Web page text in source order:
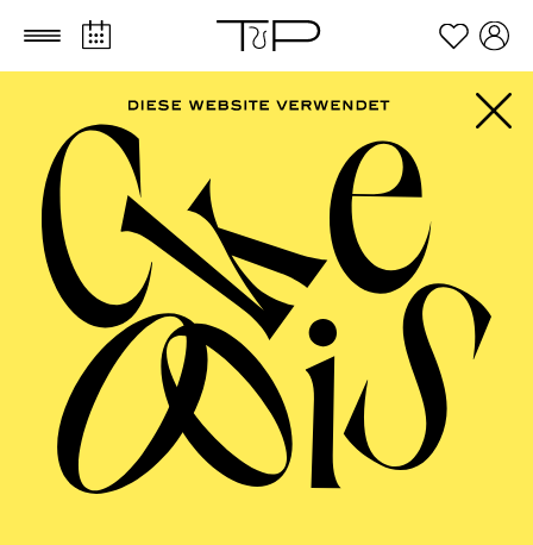
Zum Hauptinhalt springen Zum Footer springen
ESSENER
PHILHARMONIKER